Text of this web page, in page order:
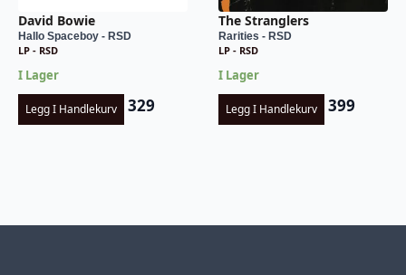
David Bowie
Hallo Spaceboy - RSD
LP - RSD
I Lager
Legg I Handlekurv 329
The Stranglers
Rarities - RSD
LP - RSD
I Lager
Legg I Handlekurv 399